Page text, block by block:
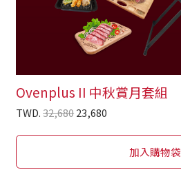
Ovenplus II 中秋賞月套組
TWD.32,68023,680
加入購物袋